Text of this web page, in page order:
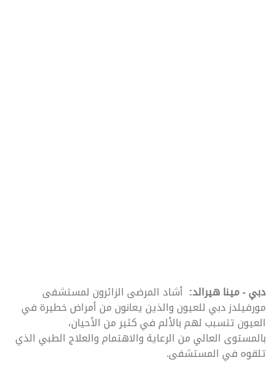
دبي - مينا هيرالد:
أشاد المرضى الزائرون لمستشفى
مورفيلدز دبي للعيون والذين يعانون من أمراض خطيرة في
العيون تتسبب لهم بالألم في كثير من الأحيان،
بالمستوى العالي من الرعاية والاهتمام والعلاج الطبي الذي
تلقوه في المستشفى.